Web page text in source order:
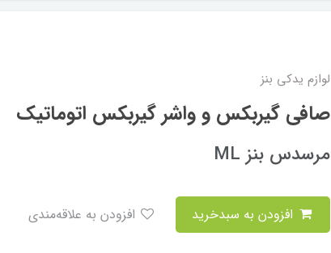
لوازم یدکی بنز
صافی گیربکس و واشر گیربکس اتوماتیک
مرسدس بنز ML